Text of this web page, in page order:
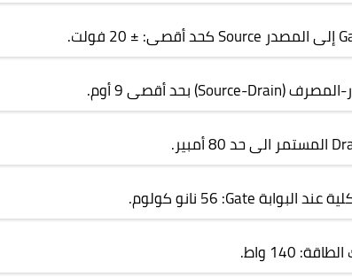
إلى المصدر Sourceكحد أقصى: ± 20 فولت.
المصرف (Source-Drain) بحد أقصى 9 أوم.
المستمر الى حد 80 أمبير.
عند البوابةGate: 56 نانو كولوم.
140 واط.